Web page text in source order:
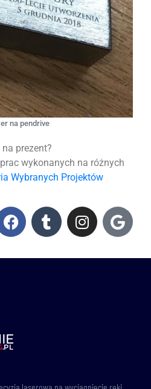
na pendrive
prezent?
wykonanych na różnych
Wybranych Projektów